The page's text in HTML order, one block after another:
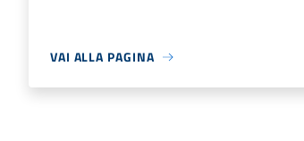
VAI ALLA PAGINA